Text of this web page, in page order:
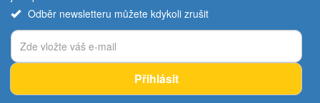
Odběr newsletteru můžete kdykoli zrušit
Přihlásit